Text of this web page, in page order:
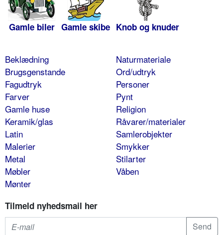
Gamle biler Gamle skibe Knob og knuder
Beklædning
Brugsgenstande
Fagudtryk
Farver
Gamle huse
Keramik/glas
Latin
Malerier
Metal
Møbler
Mønter
Naturmateriale
Ord/udtryk
Personer
Pynt
Religion
Råvarer/materialer
Samlerobjekter
Smykker
Stilarter
Våben
Tilmeld nyhedsmail her